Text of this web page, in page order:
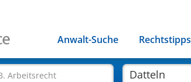
Anwalt-Suche Rechtstipps
Arbeitsrecht